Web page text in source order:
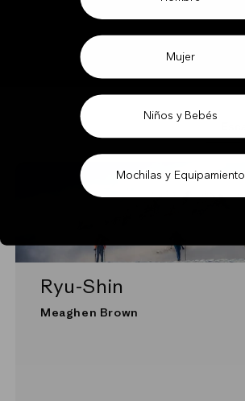
Ryu-Shin
Meaghen Brown
Mujer
Niños y Bebés
Mochilas y Equipamiento